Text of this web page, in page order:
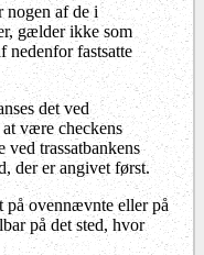
nogen af de i
gælder ikke som
nedenfor fastsatte
det ved
at være checkens
ved trassatbankens
der er angivet først.
på ovennævnte eller på
på det sted, hvor